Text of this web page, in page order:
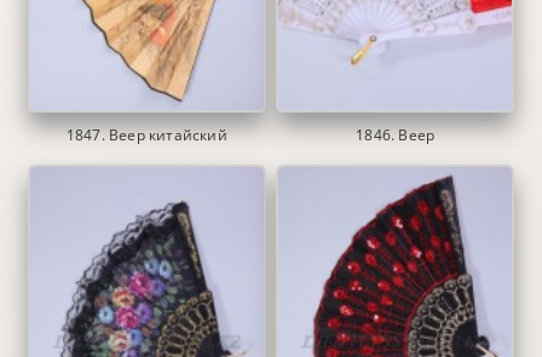
1847. Веер китайский 1846. Веер